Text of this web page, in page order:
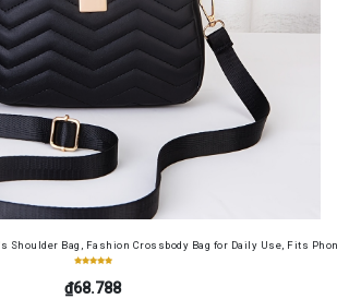
Shoulder Bag, Fashion Crossbody Bag for Daily Use, Fits
₫68.788